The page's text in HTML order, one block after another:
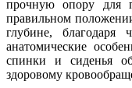
прочную опору для
правильном
глубине, благодаря
анатомические
спинки и сиденья
здоровому